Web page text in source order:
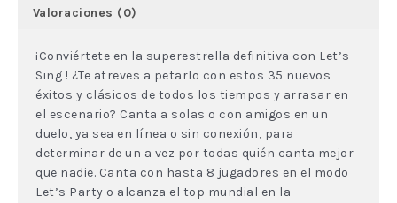
Valoraciones (0)
¡Conviértete en la superestrella definitiva con Let’s
Sing ! ¿Te atreves a petarlo con estos 35 nuevos
éxitos y clásicos de todos los tiempos y arrasar en
el escenario? Canta a solas o con amigos en un
duelo, ya sea en línea o sin conexión, para
determinar de un a vez por todas quién canta mejor
que nadie. Canta con hasta 8 jugadores en el modo
Let’s Party o alcanza el top mundial en la